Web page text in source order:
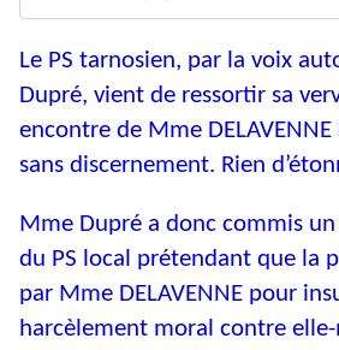
Le PS tarnosien, par la voix
Dupré, vient de ressortir sa
encontre de Mme
sans discernement. Rien
Mme Dupré a donc commis
du PS local prétendant que la
par Mme DELAVENNE pour
harcèlement moral contre elle-